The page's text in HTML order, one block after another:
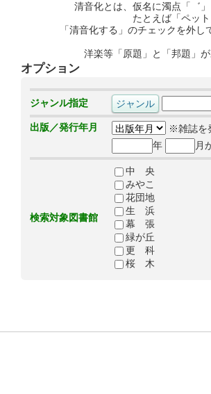
清音化とは、仮名に濁点「゛
たとえば「ペッ
「清音化する」のチェックを外
洋楽等「原題」と「邦題」
オプション
ジャンル指定
出版／発行年月
※雑誌を
年
月
検索対象図書館
中 央
みやこ
花団地
生 浜
幕 張
緑が丘
更 科
桜 木